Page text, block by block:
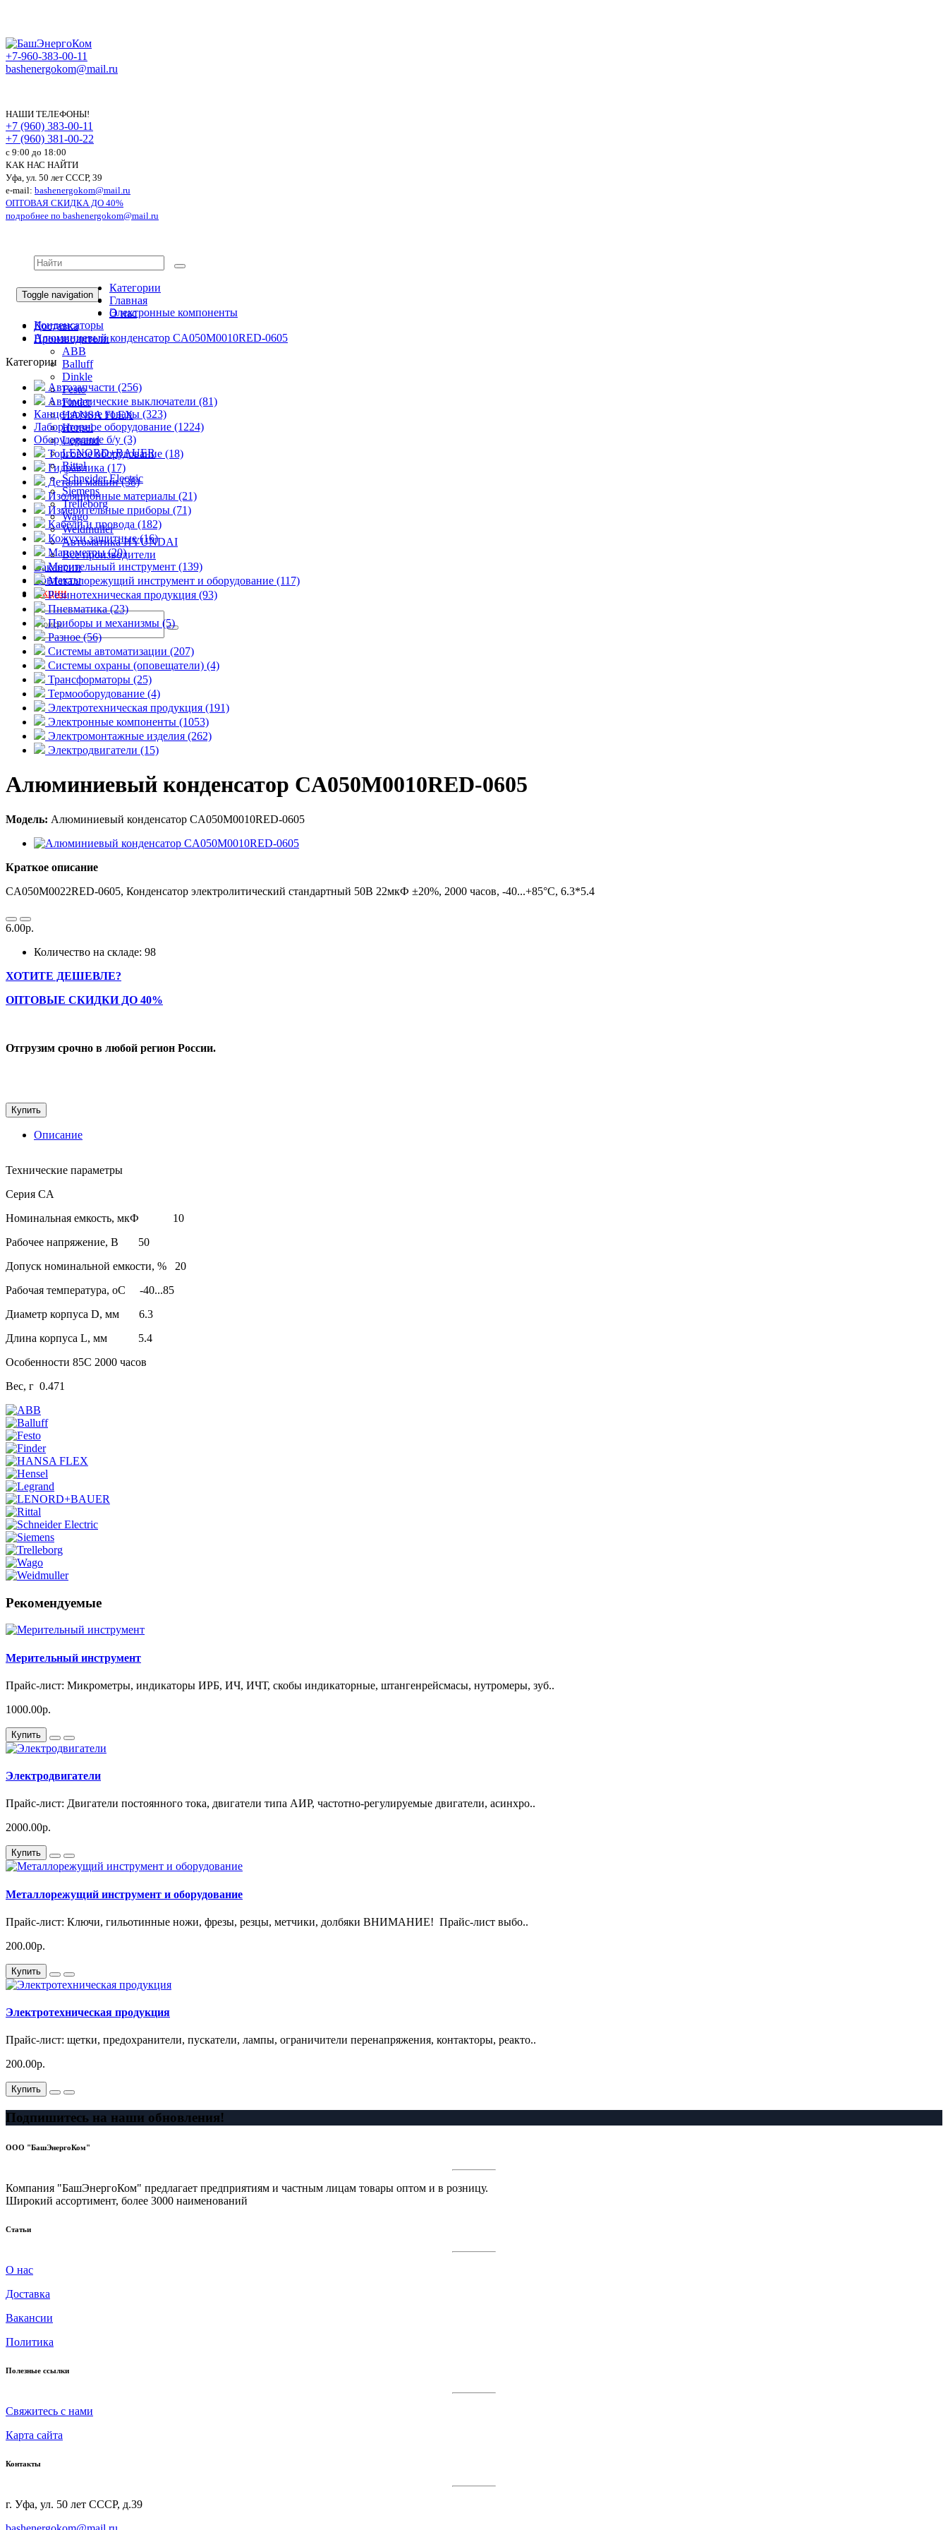
+7-960-383-00-11
bashenergokom@mail.ru
НАШИ ТЕЛЕФОНЫ!
+7 (960) 383-00-11
+7 (960) 381-00-22
c 9:00 до 18:00
КАК НАС НАЙТИ
Уфа, ул. 50 лет СССР, 39
e-mail: bashenergokom@mail.ru
ОПТОВАЯ СКИДКА ДО 40%
подробнее по bashenergokom@mail.ru
Toggle navigation
Категории
Главная
О нас
Доставка
Производители
ABB
Balluff
Dinkle
Festo
Finder
HANSA FLEX
Hensel
Legrand
LENORD+BAUER
Rittal
Schneider Electric
Siemens
Trelleborg
Wago
Weidmuller
Автоматика HYUNDAI
Все производители
Вакансии
Контакты
Акции
Электронные компоненты
Конденсаторы
Алюминиевый конденсатор CA050M0010RED-0605
Категории
Автозапчасти (256)
Автоматические выключатели (81)
Канцелярские товары (323)
Лабораторное оборудование (1224)
Оборудование б/у (3)
Торговое оборудование (18)
Гидравлика (17)
Детали машин (38)
Изоляционные материалы (21)
Измерительные приборы (71)
Кабели и провода (182)
Кожухи защитные (16)
Манометры (20)
Мерительный инструмент (139)
Металлорежущий инструмент и оборудование (117)
Резинотехническая продукция (93)
Пневматика (23)
Приборы и механизмы (5)
Разное (56)
Системы автоматизации (207)
Системы охраны (оповещатели) (4)
Трансформаторы (25)
Термооборудование (4)
Электротехническая продукция (191)
Электронные компоненты (1053)
Электромонтажные изделия (262)
Электродвигатели (15)
Алюминиевый конденсатор CA050M0010RED-0605
Модель: Алюминиевый конденсатор CA050M0010RED-0605
Краткое описание
CA050M0022RED-0605, Конденсатор электролитический стандартный 50В 22мкФ ±20%, 2000 часов, -40...+85°C, 6.3*5.4
6.00р.
Количество на складе: 98
ХОТИТЕ ДЕШЕВЛЕ?
ОПТОВЫЕ СКИДКИ ДО 40%
Отгрузим срочно в любой регион России.
Купить
Описание
Технические параметры
Серия CA
Номинальная емкость, мкФ 10
Рабочее напряжение, В 50
Допуск номинальной емкости, % 20
Рабочая температура, оС -40...85
Диаметр корпуса D, мм 6.3
Длина корпуса L, мм 5.4
Особенности 85C 2000 часов
Вес, г 0.471
Рекомендуемые
Мерительный инструмент
Прайс-лист: Микрометры, индикаторы ИРБ, ИЧ, ИЧТ, скобы индикаторные, штангенрейсмасы, нутромеры, зуб..
1000.00р.
Купить
Электродвигатели
Прайс-лист: Двигатели постоянного тока, двигатели типа АИР, частотно-регулируемые двигатели, асинхро..
2000.00р.
Купить
Металлорежущий инструмент и оборудование
Прайс-лист: Ключи, гильотинные ножи, фрезы, резцы, метчики, долбяки ВНИМАНИЕ! Прайс-лист выбо..
200.00р.
Купить
Электротехническая продукция
Прайс-лист: щетки, предохранители, пускатели, лампы, ограничители перенапряжения, контакторы, реакто..
200.00р.
Купить
Подпишитесь на наши обновления!
ООО "БашЭнергоКом"
Компания "БашЭнергоКом" предлагает предприятиям и частным лицам товары оптом и в розницу.
Широкий ассортимент, более 3000 наименований
Статьи
О нас
Доставка
Вакансии
Политика
Полезные ссылки
Cвяжитесь с нами
Карта сайта
Контакты
г. Уфа, ул. 50 лет СССР, д.39